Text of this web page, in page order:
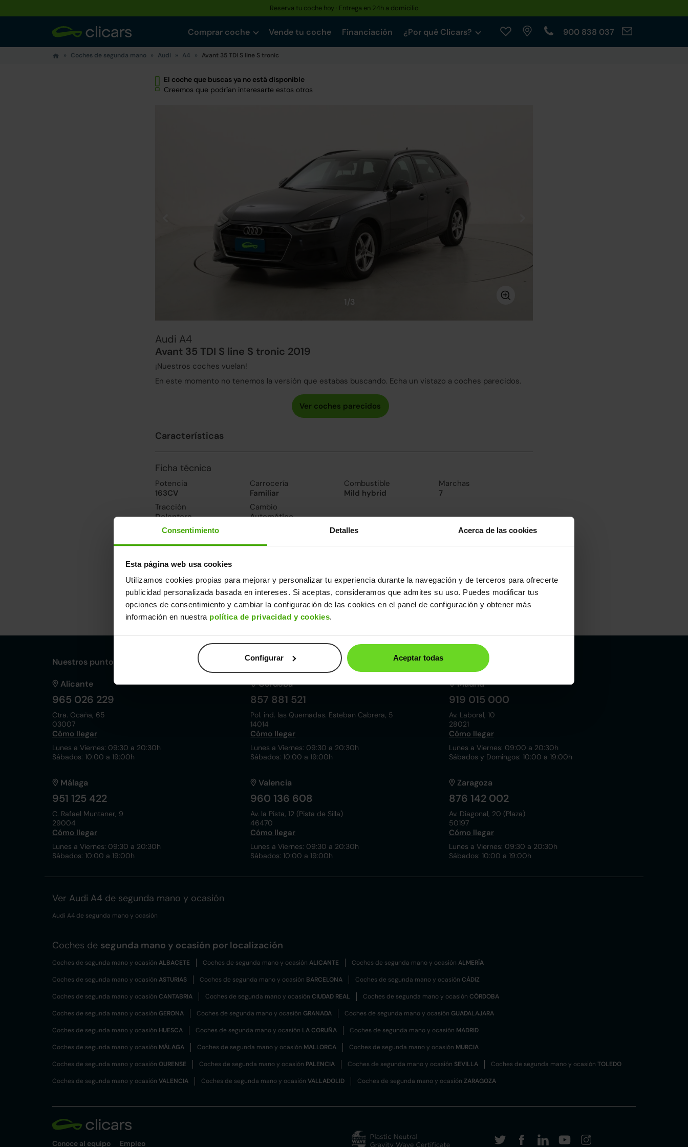
Consentimiento Detalles Acerca de las cookies
Esta página web usa cookies
Utilizamos cookies propias para mejorar y personalizar tu experiencia durante la navegación y de terceros para ofrecerte
publicidad personalizada basada en intereses. Si aceptas, consideramos que admites su uso. Puedes modificar tus
opciones de consentimiento y cambiar la configuración de las cookies en el panel de configuración y obtener más
información en nuestra política de privacidad y cookies.
Configurar Aceptar todas
Reserva tu coche hoy · Entrega en 24h a domicilio
Comprar coche Vende tu coche Financiación ¿Por qué Clicars? 900 838 037
Coches de segunda mano Audi A4 Avant 35 TDI S line S tronic
El coche que buscas ya no está disponible
Creemos que podrían interesarte estos otros
1/3
Audi A4
Avant 35 TDI S line S tronic 2019
¡Nuestros coches vuelan!
En este momento no tenemos la versión que estabas buscando. Echa un vistazo a coches parecidos.
Características
Ficha técnica
Potencia
163CV
Carrocería
Familiar
Combustible
Mild hybrid
Marchas
7
Tracción
Delantera
Cambio
Automático
Prestaciones, consumo y emisiones
Velocidad máxima
Dimensiones y otros datos
Largo
Ancho
Alto
Nuestros puntos de venta Clicars:
Alicante
965 026 229
Ctra. Ocaña, 65
03007
Cómo llegar
Lunes a Viernes: 09:30 a 20:30h
Sábados: 10:00 a 19:00h
Córdoba
857 881 521
Pol. ind. las Quemadas. Esteban Cabrera, 5
14014
Cómo llegar
Lunes a Viernes: 09:30 a 20:30h
Sábados: 10:00 a 19:00h
Madrid
919 015 000
Av. Laboral, 10
28021
Cómo llegar
Lunes a Viernes: 09:00 a 20:30h
Sábados y Domingos: 10:00 a 19:00h
Málaga
951 125 422
C. Rafael Muntaner, 9
29004
Cómo llegar
Lunes a Viernes: 09:30 a 20:30h
Sábados: 10:00 a 19:00h
Valencia
960 136 608
Av. la Pista, 12 (Pista de Silla)
46470
Cómo llegar
Lunes a Viernes: 09:30 a 20:30h
Sábados: 10:00 a 19:00h
Zaragoza
876 142 002
Av. Diagonal, 20 (Plaza)
50197
Cómo llegar
Lunes a Viernes: 09:30 a 20:30h
Sábados: 10:00 a 19:00h
Ver Audi A4 de segunda mano y ocasión
Audi A4 de segunda mano y ocasión
Coches de segunda mano y ocasión por localización
Coches de segunda mano y ocasión ALBACETE Coches de segunda mano y ocasión ALICANTE Coches de segunda mano y ocasión ALMERÍA
Coches de segunda mano y ocasión ASTURIAS Coches de segunda mano y ocasión BARCELONA Coches de segunda mano y ocasión CÁDIZ
Coches de segunda mano y ocasión CANTABRIA Coches de segunda mano y ocasión CIUDAD REAL Coches de segunda mano y ocasión CÓRDOBA
Coches de segunda mano y ocasión GERONA Coches de segunda mano y ocasión GRANADA Coches de segunda mano y ocasión GUADALAJARA
Coches de segunda mano y ocasión HUESCA Coches de segunda mano y ocasión LA CORUÑA Coches de segunda mano y ocasión MADRID
Coches de segunda mano y ocasión MÁLAGA Coches de segunda mano y ocasión MALLORCA Coches de segunda mano y ocasión MURCIA
Coches de segunda mano y ocasión OURENSE Coches de segunda mano y ocasión PALENCIA Coches de segunda mano y ocasión SEVILLA Coches de segunda mano y ocasión TOLEDO
Coches de segunda mano y ocasión VALENCIA Coches de segunda mano y ocasión VALLADOLID Coches de segunda mano y ocasión ZARAGOZA
Conoce al equipo Empleo